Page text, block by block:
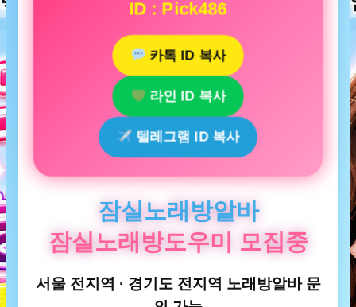
ID : Pick486
카톡 ID 복사
라인 ID 복사
텔레그램 ID 복사
잠실노래방알바
잠실노래방도우미 모집중
서울 전지역 · 경기도 전지역 노래방알바 문